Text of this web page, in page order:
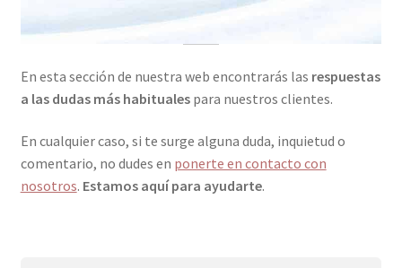
En esta sección de nuestra web encontrarás las respuestas
a las dudas más habituales para nuestros clientes.
En cualquier caso, si te surge alguna duda, inquietud o
comentario, no dudes en ponerte en contacto con
nosotros. Estamos aquí para ayudarte.